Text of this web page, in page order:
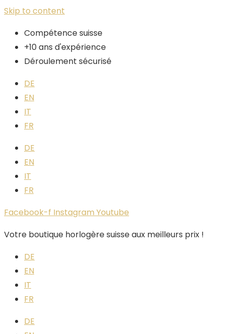
Skip to content
Compétence suisse
+10 ans d'expérience
Déroulement sécurisé
DE
EN
IT
FR
DE
EN
IT
FR
Facebook-f Instagram Youtube
Votre boutique horlogère suisse aux meilleurs prix !
DE
EN
IT
FR
DE